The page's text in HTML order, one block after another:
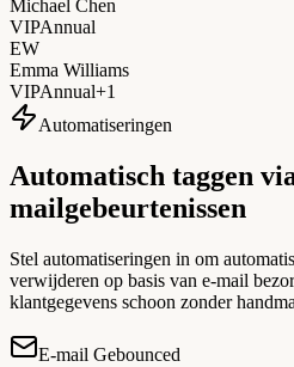
Michael Chen
VIPAnnual
EW
Emma Williams
VIPAnnual+1
Automatiseringen
Automatisch taggen
mailgebeurtenissen
Stel automatiseringen in om
verwijderen op basis van e-mail
klantgegevens schoon zonder
E-mail Gebounced